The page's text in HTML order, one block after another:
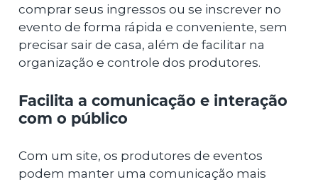
comprar seus ingressos ou se inscrever no
evento de forma rápida e conveniente, sem
precisar sair de casa, além de facilitar na
organização e controle dos produtores.
Facilita a comunicação e interação
com o público
Com um site, os produtores de eventos
podem manter uma comunicação mais